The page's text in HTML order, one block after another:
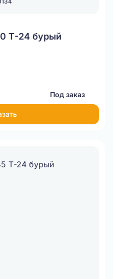
Т-24 бурый
Под заказ